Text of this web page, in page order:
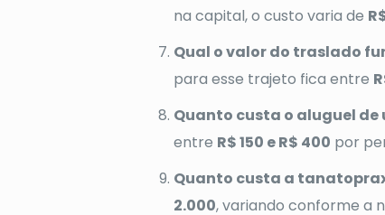
na capital, o custo varia de
Qual o valor do traslado
para esse trajeto fica entre
Quanto custa o aluguel de
entre R$ 150 e R$ 400 por
Quanto custa a
2.000, variando conforme a